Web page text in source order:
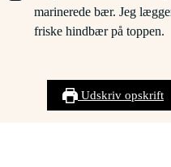
marinerede bær. Jeg
friske hindbær på toppen.
Udskriv opskrift